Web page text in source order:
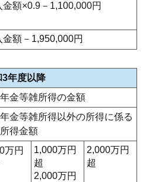
金額×0.9－1,100,000円
金額－1,950,000円
3年度以降
金等雑所得の金額
金等雑所得以外の所得に係る
得金額
万円
1,000万円
超
2,000万円
2,000万円
超